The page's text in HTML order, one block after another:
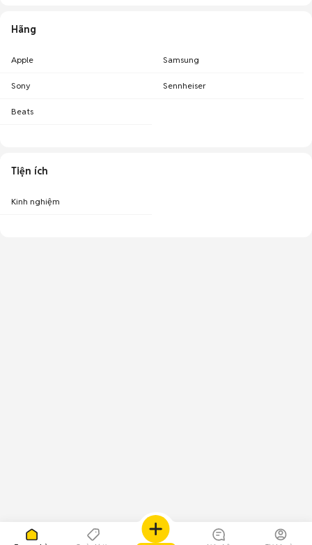
Hãng
Apple Samsung
Sony Sennheiser
Beats
Tiện ích
Kinh nghiệm